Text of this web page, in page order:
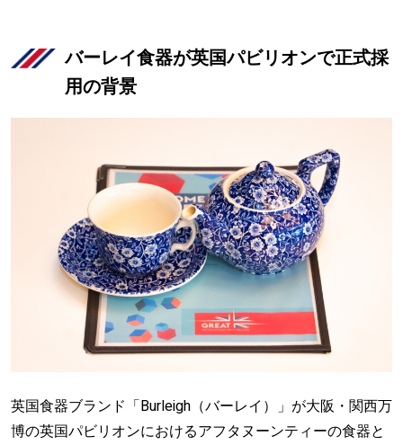
バーレイ食器が英国パビリオンで正式採
用の背景
英国食器ブランド「Burleigh（バーレイ）」が大阪・関西万
博の英国パビリオンにおけるアフタヌーンティーの食器と